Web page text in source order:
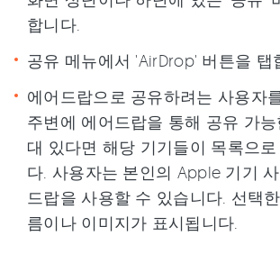
합니다.
공유 메뉴에서 'AirDrop' 버튼을 탭
에어드랍으로 공유하려는 사용자
주변에 에어드랍을 통해 공유 가
대 있다면 해당 기기들이 목록으
다. 사용자는 본인의 Apple 기기
드랍을 사용할 수 있습니다. 선택
름이나 이미지가 표시됩니다.